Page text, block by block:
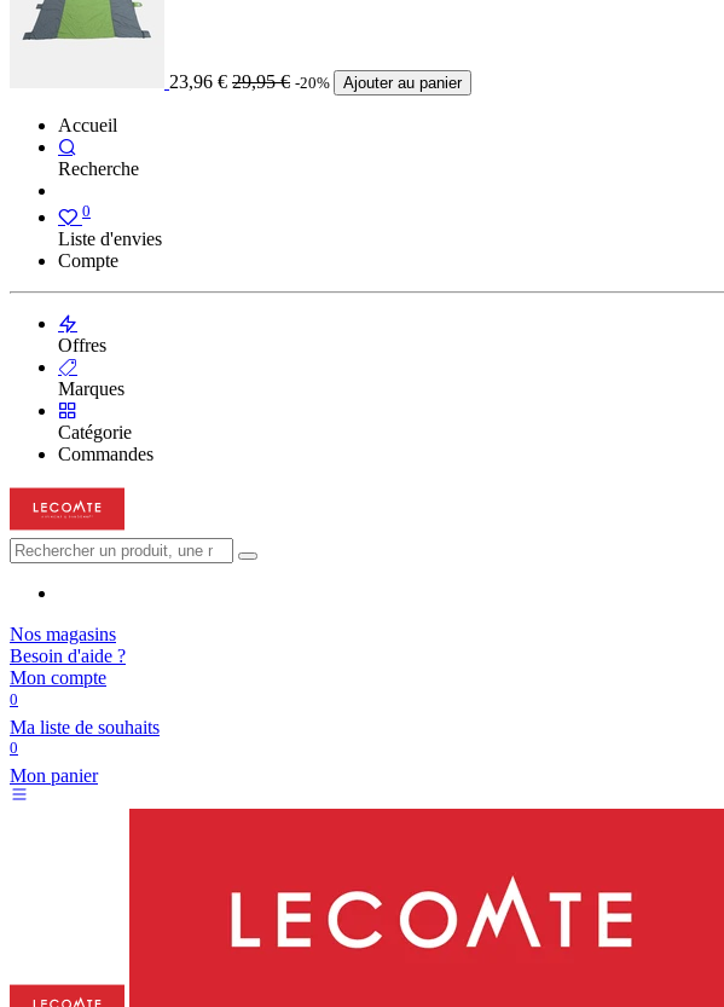
23,96 € 29,95€ -20% Ajouter au panier
Accueil
Recherche
0
Liste d'envies
Compte
Offres
Marques
Catégorie
Commandes
Nos magasins
Besoin d'aide ?
Mon compte
0
Ma liste de souhaits
0
Mon panier